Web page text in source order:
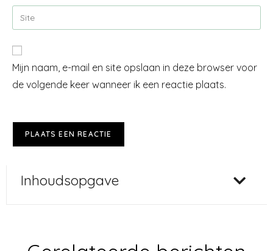
Mijn naam, e-mail en site opslaan in deze browser voor
de volgende keer wanneer ik een reactie plaats.
Inhoudsopgave